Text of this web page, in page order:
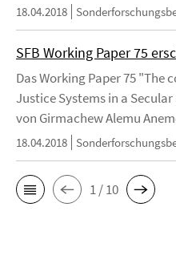
18.04.2018
SFB Working Paper 75
Das Working Paper 75 "The
Justice Systems in a
von Girmachew Alemu
18.04.2018
1 / 10